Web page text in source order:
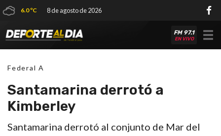
6.0 ºC 8 de agosto de 2026
FM 97.1
EN VIVO
Federal A
Santamarina derrotó a
Kimberley
Santamarina derrotó al conjunto de Mar del